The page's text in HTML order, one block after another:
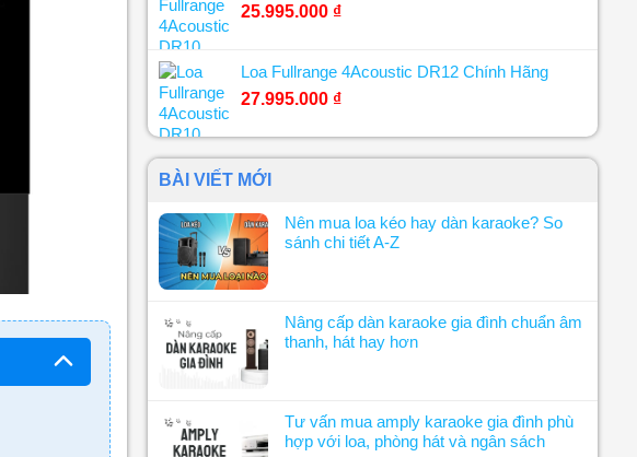
25.995.000 ₫
Loa Fullrange 4Acoustic DR12 Chính Hãng
27.995.000 ₫
BÀI VIẾT MỚI
Nên mua loa kéo hay dàn karaoke? So
sánh chi tiết A-Z
Nâng cấp dàn karaoke gia đình chuẩn âm
thanh, hát hay hơn
Tư vấn mua amply karaoke gia đình phù
hợp với loa, phòng hát và ngân sách